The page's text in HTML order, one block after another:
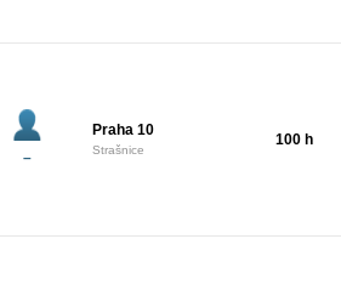
–
Praha 10
Strašnice
100 h